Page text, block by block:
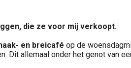
die ze voor mij verkoopt.
en breicafé op de
Dit allemaal onder het genot van